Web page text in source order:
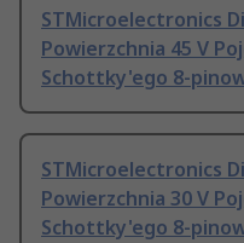
STMicroelectronics
Powierzchnia 45 V
Schottky'ego 8-
STMicroelectronics
Powierzchnia 30 V
Schottky'ego 8-